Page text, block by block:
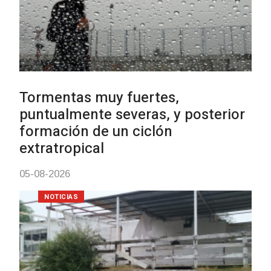
Clases de Muai Thai en Complejo
Charrúa
03-08-2026